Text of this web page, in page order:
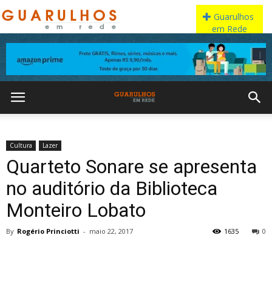
Cultura Lazer
Quarteto Sonare se apresenta
no auditório da Biblioteca
Monteiro Lobato
By Rogério Princiotti - maio 22, 2017 0
1635